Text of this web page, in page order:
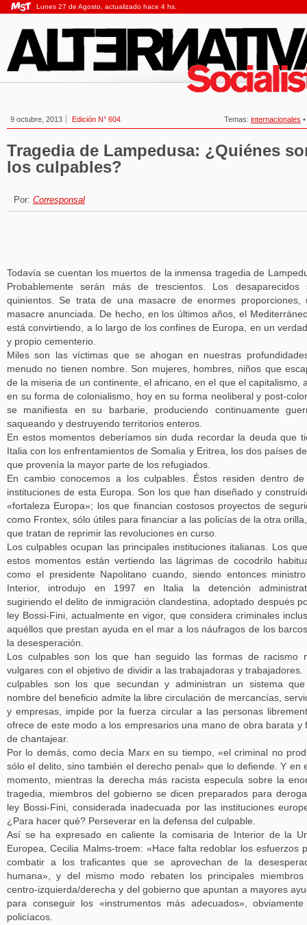
Lunes 27 de Agosto, actualizado hace 4 hs.
9 octubre, 2013 Edición N° 604 Temas: internacionales •
Tragedia de Lampedusa: ¿Quiénes
los culpables?
Por: Corresponsal
Todavía se cuentan los muertos de la inmensa tragedia de
Probablemente serán más de trescientos. Los desaparecidos
quinientos. Se trata de una masacre de enormes proporciones,
masacre anunciada. De hecho, en los últimos años, el
está convirtiendo, a lo largo de los confines de Europa, en un
y propio cementerio.
Miles son las víctimas que se ahogan en nuestras
menudo no tienen nombre. Son mujeres, hombres, niños que
de la miseria de un continente, el africano, en el que el capitalismo,
en su forma de colonialismo, hoy en su forma neoliberal y post-
se manifiesta en su barbarie, produciendo continuamente
saqueando y destruyendo territorios enteros.
En estos momentos deberíamos sin duda recordar la deuda que
Italia con los enfrentamientos de Somalia y Eritrea, los dos países
que provenía la mayor parte de los refugiados.
En cambio conocemos a los culpables. Éstos residen dentro
instituciones de esta Europa. Son los que han diseñado y
«fortaleza Europa»; los que financian costosos proyectos de
como Frontex, sólo útiles para financiar a las policías de la otra
que tratan de reprimir las revoluciones en curso.
Los culpables ocupan las principales instituciones italianas. Los
estos momentos están vertiendo las lágrimas de cocodrilo
como el presidente Napolitano cuando, siendo entonces
Interior, introdujo en 1997 en Italia la detención
sugiriendo el delito de inmigración clandestina, adoptado después
ley Bossi-Fini, actualmente en vigor, que considera criminales
aquéllos que prestan ayuda en el mar a los náufragos de los
la desesperación.
Los culpables son los que han seguido las formas de racismo
vulgares con el objetivo de dividir a las trabajadoras y trabajadores.
culpables son los que secundan y administran un sistema
nombre del beneficio admite la libre circulación de mercancías,
y empresas, impide por la fuerza circular a las personas
ofrece de este modo a los empresarios una mano de obra barata y
de chantajear.
Por lo demás, como decía Marx en su tiempo, «el criminal no
sólo el delito, sino también el derecho penal» que lo defiende. Y en
momento, mientras la derecha más racista especula sobre la
tragedia, miembros del gobierno se dicen preparados para
ley Bossi-Fini, considerada inadecuada por las instituciones
¿Para hacer qué? Perseverar en la defensa del culpable.
Así se ha expresado en caliente la comisaria de Interior de la
Europea, Cecilia Malms-troem: «Hace falta redoblar los esfuerzos
combatir a los traficantes que se aprovechan de la
humana», y del mismo modo rebaten los principales miembros
centro-izquierda/derecha y del gobierno que apuntan a mayores
para conseguir los «instrumentos más adecuados»,
policíacos.